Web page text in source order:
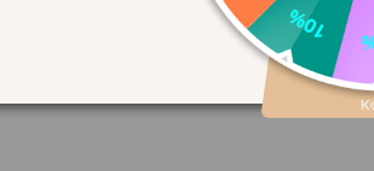
ľahkú a flexibilnú obuvna každý deň.